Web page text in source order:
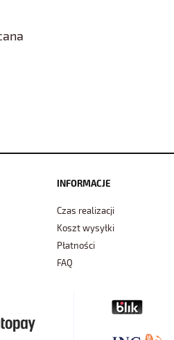
INFORMACJE
Czas realizacji
Koszt wysyłki
Płatności
FAQ